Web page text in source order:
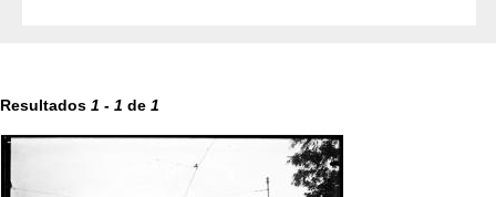
Resultados 1 - 1 de 1